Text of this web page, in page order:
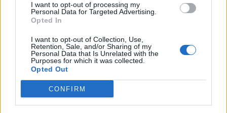
I want to opt-out of processing my
Personal Data for Targeted Advertising.
Opted In
I want to opt-out of Collection, Use,
Retention, Sale, and/or Sharing of my
Personal Data that Is Unrelated with the
Purposes for which it was collected.
Opted Out
CONFIRMhealthstories